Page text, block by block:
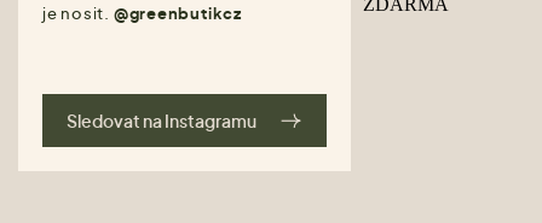
je nosit. @greenbutikcz
Sledovat na Instagramu